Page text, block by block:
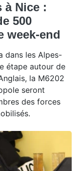
à Nice :
500
week-end
dans les Alpes-
étape autour de
la M6202
seront
des forces